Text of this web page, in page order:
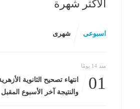
الأكثر شهرة
اسبوعى شهرى
منذ 14 يومًا
01
انتهاء تصحيح الثانوية
والنتيجة آخر الأسبوع المقبل